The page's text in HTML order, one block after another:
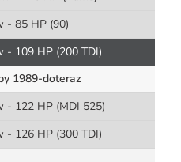
- 85 HP (90)
- 109 HP (200 TDI)
1989-doteraz
- 122 HP (MDI 525)
- 126 HP (300 TDI)